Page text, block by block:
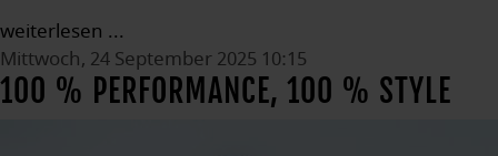
weiterlesen ...
Mittwoch, 24 September 2025 10:15
100 % PERFORMANCE, 100 % STYLE